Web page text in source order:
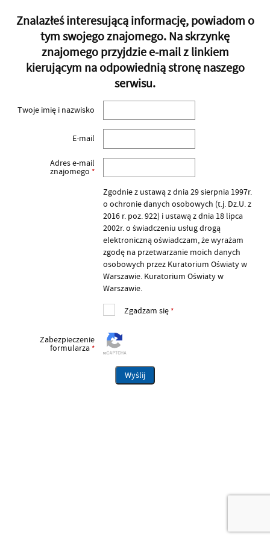
Znalazłeś interesującą informację, powiadom o
tym swojego znajomego. Na skrzynkę
znajomego przyjdzie e-mail z linkiem
kierującym na odpowiednią stronę naszego
serwisu.
Twoje imię i nazwisko
E-mail
Adres e-mail
znajomego *
Zgodnie z ustawą z dnia 29 sierpnia 1997r.
o ochronie danych osobowych (t.j. Dz.U. z
2016 r. poz. 922) i ustawą z dnia 18 lipca
2002r. o świadczeniu usług drogą
elektroniczną oświadczam, że wyrażam
zgodę na przetwarzanie moich danych
osobowych przez Kuratorium Oświaty w
Warszawie. Kuratorium Oświaty w
Warszawie.
Zgadzam się*
Zabezpieczenie
formularza*